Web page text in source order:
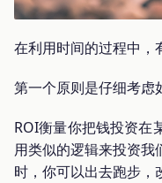
在利用时间的过程中，
第一个原则是仔细考虑
ROI衡量你把钱投资在
用类似的逻辑来投资
时，你可以出去跑步，